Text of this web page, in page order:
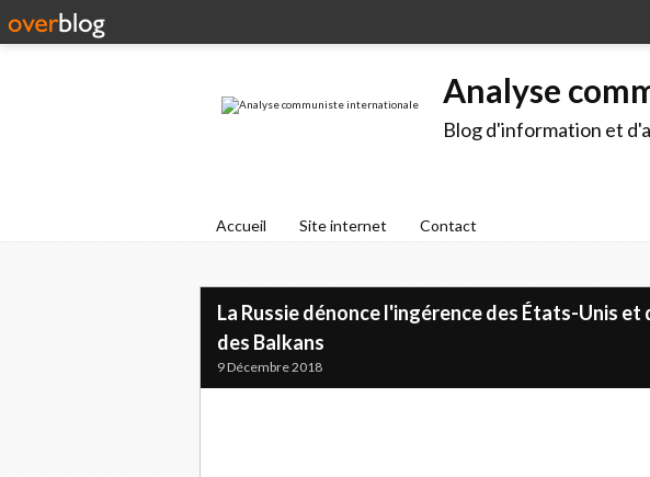
Analyse
Blog d'information et
Accueil Site internet Contact
La Russie dénonce l'ingérence des États-Unis et
des Balkans
9 Décembre 2018